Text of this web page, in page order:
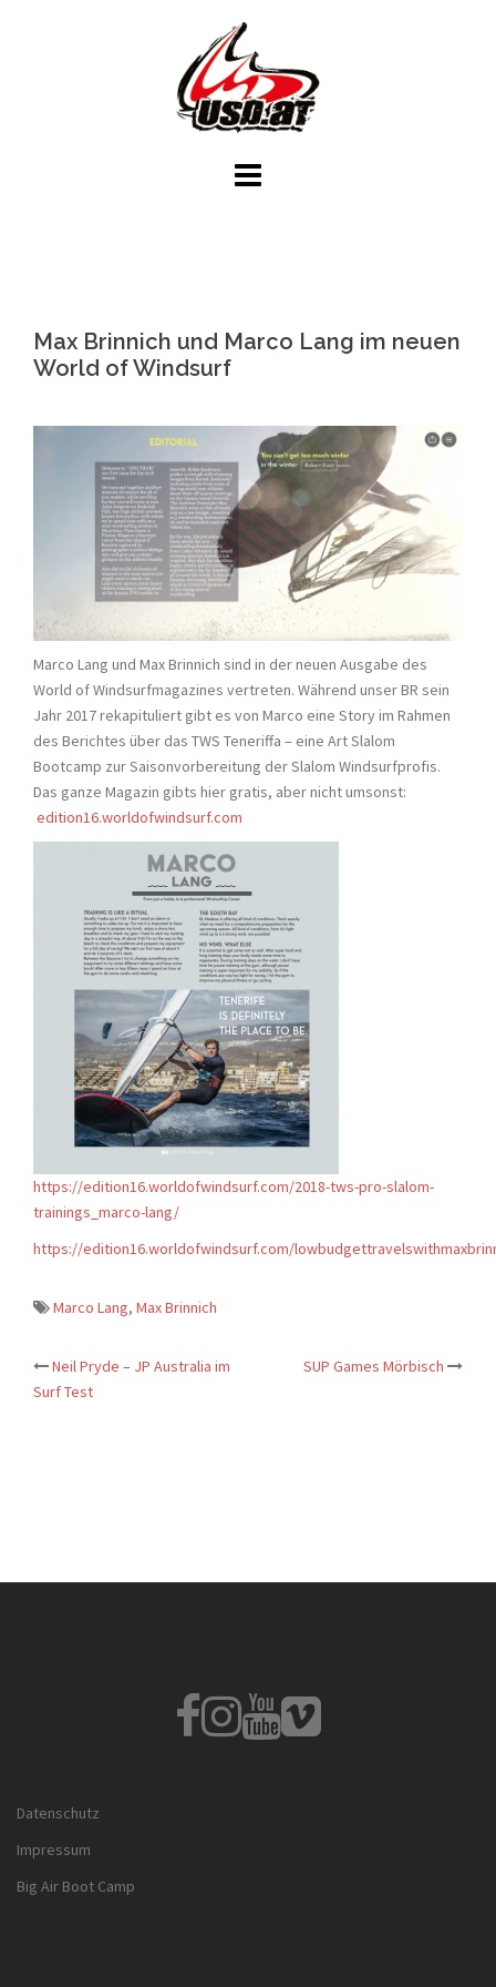
Max Brinnich und Marco Lang im neuen
World of Windsurf
Marco Lang und Max Brinnich sind in der neuen Ausgabe des
World of Windsurfmagazines vertreten. Während unser BR sein
Jahr 2017 rekapituliert gibt es von Marco eine Story im Rahmen
des Berichtes über das TWS Teneriffa – eine Art Slalom
Bootcamp zur Saisonvorbereitung der Slalom Windsurfprofis.
Das ganze Magazin gibts hier gratis, aber nicht umsonst:
edition16.worldofwindsurf.com
https://edition16.worldofwindsurf.com/2018-tws-pro-slalom-
trainings_marco-lang/
https://edition16.worldofwindsurf.com/
Marco Lang, Max Brinnich
Post
navigation
Neil Pryde – JP Australia im
Surf Test
SUP Games Mörbisch
Fb Instagram
YoutubeVimeo
Datenschutz
Impressum
Big Air Boot Camp